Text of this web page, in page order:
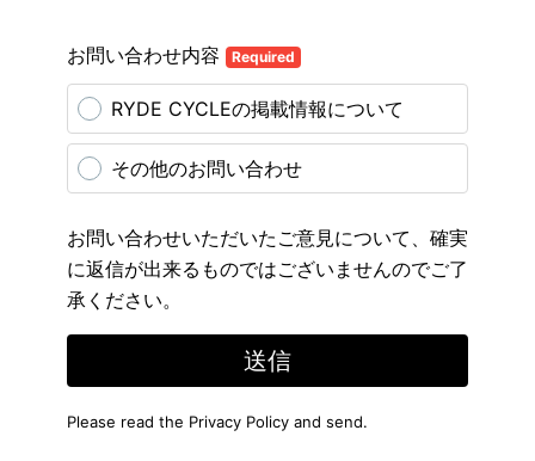
お問い合わせ内容 Required
RYDE CYCLEの掲載情報について
その他のお問い合わせ
お問い合わせいただいたご意見について、確実
に返信が出来るものではございませんのでご了
承ください。
送信
Please read the Privacy Policy and send.